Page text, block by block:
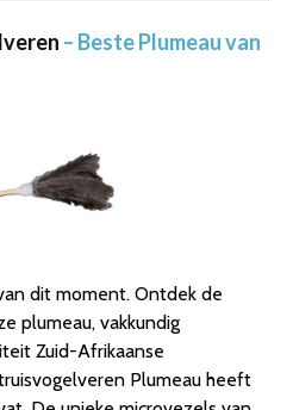
– Beste Plumeau van
dit moment. Ontdek de
plumeau, vakkundig
Zuid-Afrikaanse
Plumeau heeft